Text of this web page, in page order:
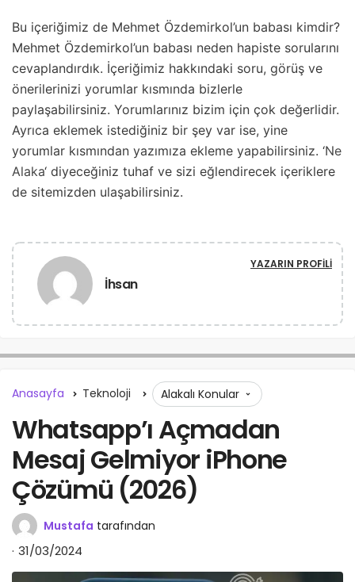
Bu içeriğimiz de Mehmet Özdemirkol’un babası kimdir?
Mehmet Özdemirkol’un babası neden hapiste sorularını
cevaplandırdık. İçeriğimiz hakkındaki soru, görüş ve
önerilerinizi yorumlar kısmında bizlerle
paylaşabilirsiniz. Yorumlarınız bizim için çok değerlidir.
Ayrıca eklemek istediğiniz bir şey var ise, yine
yorumlar kısmından yazımıza ekleme yapabilirsiniz. ‘Ne
Alaka‘ diyeceğiniz tuhaf ve sizi eğlendirecek içeriklere
de sitemizden ulaşabilirsiniz.
İhsan
YAZARIN PROFILI
Anasayfa Teknoloji Alakalı Konular
Whatsapp’ı Açmadan
Mesaj Gelmiyor iPhone
Çözümü (2026)
Mustafa tarafından
31/03/2024